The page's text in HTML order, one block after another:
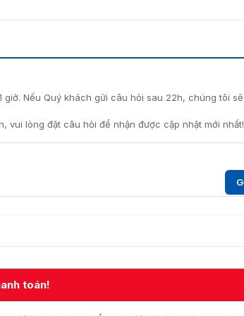
phẩm tốt bền và chất lượng cao. Hơn nữa,
tác động vào. Điển hình như: mảng bám bụi
động vào.
giờ. Nếu Quý khách gửi câu hỏi sau 22h, chúng tôi
vui lòng đặt câu hỏi để nhận được cập nhật mới nhất!
toán!